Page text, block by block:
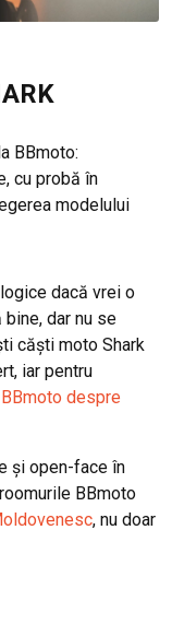
BBmoto:
cu probă în
modelului
dacă vrei o
dar nu se
căști moto Shark
iar pentru
despre
și open-face în
BBmoto
, nu doar